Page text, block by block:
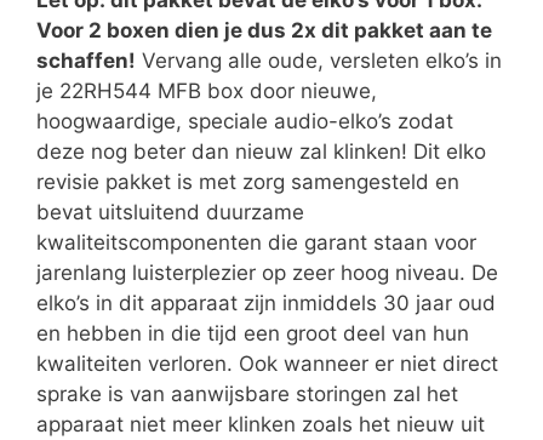
Voor 2 boxen dien je dus 2x dit pakket aan te
schaffen! Vervang alle oude, versleten elko’s in
je 22RH544 MFB box door nieuwe,
hoogwaardige, speciale audio-elko’s zodat
deze nog beter dan nieuw zal klinken! Dit elko
revisie pakket is met zorg samengesteld en
bevat uitsluitend duurzame
kwaliteitscomponenten die garant staan voor
jarenlang luisterplezier op zeer hoog niveau. De
elko’s in dit apparaat zijn inmiddels 30 jaar oud
en hebben in die tijd een groot deel van hun
kwaliteiten verloren. Ook wanneer er niet direct
sprake is van aanwijsbare storingen zal het
apparaat niet meer klinken zoals het nieuw uit